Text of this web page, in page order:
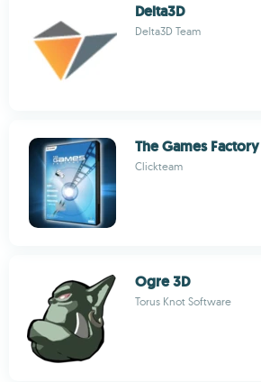
Delta3D
Delta3D Team
The Games Factory
Clickteam
Ogre 3D
Torus Knot Software